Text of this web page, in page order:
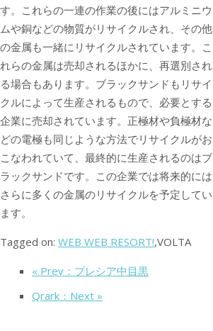
す。これらの一連の作業の後にはアルミニウ
ムや銅などの物質がリサイクルされ、その他
の金属も一緒にリサイクルされています。こ
れらの金属は売却されるほかに、再選別され
る場合もあります。ブラックサンドもリサイ
クルによって生産されるもので、必要とする
企業に売却されています。正極材や負極材な
どの電極も同じような方法でリサイクルがお
こなわれていて、最終的に生産されるのはブ
ラックサンドです。この企業では将来的には
さらに多くの金属のリサイクルを予定してい
ます。
Tagged on: WEB WEB RESORT!,VOLTA
« Prev：プレシア中目黒
Qrark：Next »